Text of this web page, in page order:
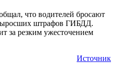
что водителей бросают
штрафов ГИБДД.
за резким ужесточением
Источник